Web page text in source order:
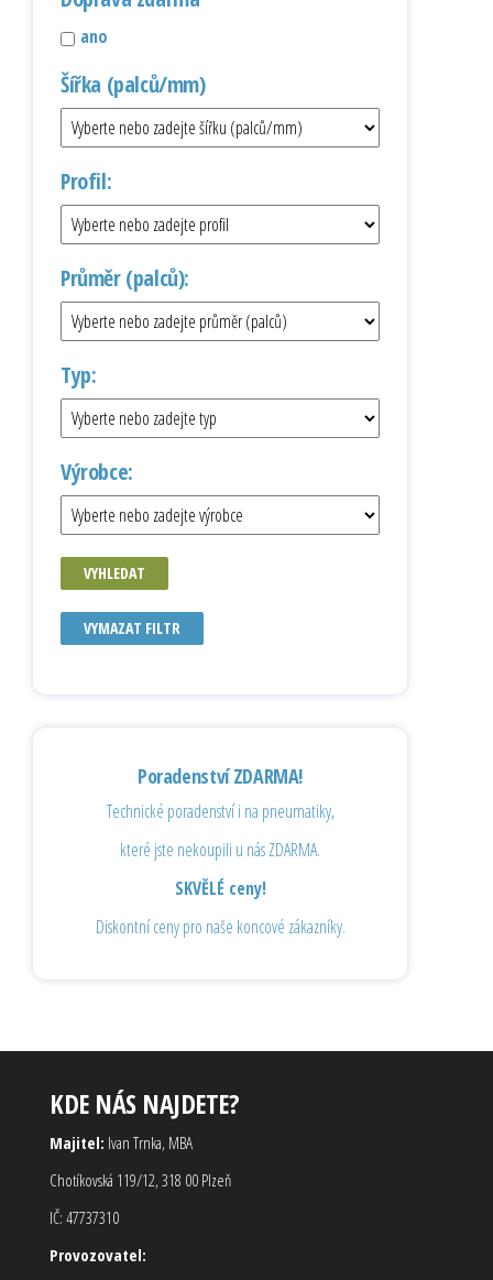
ano
Šířka (palců/mm)
Profil:
Průměr (palců):
Typ:
Výrobce:
VYHLEDAT
VYMAZAT FILTR
Poradenství ZDARMA!
Technické poradenství i na pneumatiky,
které jste nekoupili u nás ZDARMA.
SKVĚLÉ ceny!
Diskontní ceny pro naše koncové zákazníky.
KDE NÁS NAJDETE?
Majitel: Ivan Trnka, MBA
Chotíkovská 119/12, 318 00 Plzeň
IČ: 47737310
Provozovatel: